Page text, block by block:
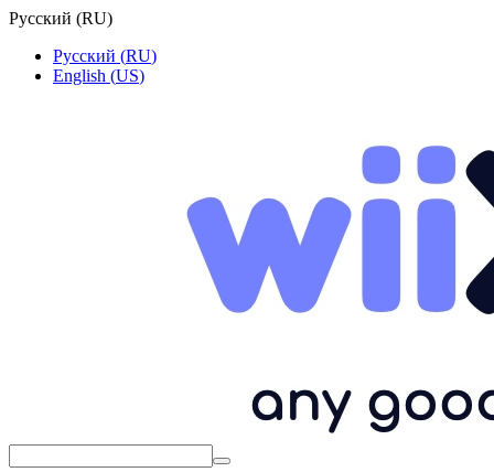
Русский (RU)
Русский (RU)
English (US)